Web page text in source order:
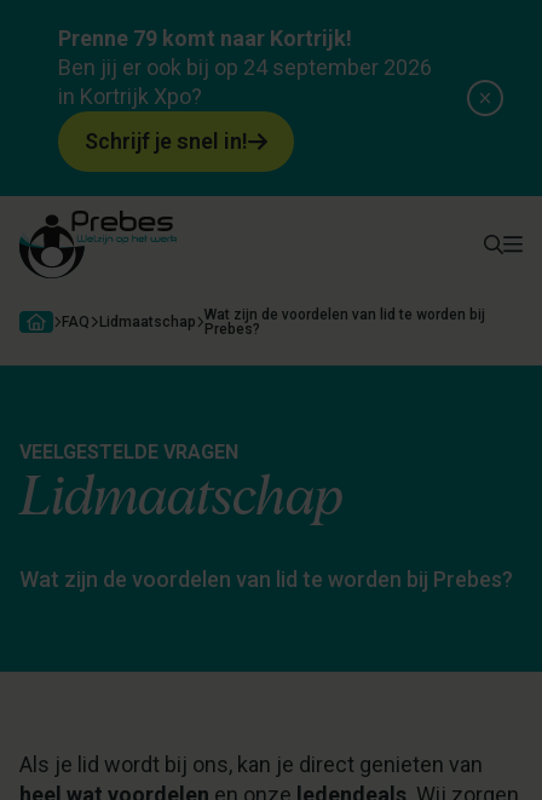
Prenne 79 komt naar Kortrijk!
Ben jij er ook bij op 24 september 2026
in Kortrijk Xpo?
Schrijf je snel in!
FAQ Lidmaatschap Wat zijn de voordelen van lid te worden bij
Prebes?
VEELGESTELDE VRAGEN
Lidmaatschap
Wat zijn de voordelen van lid te worden bij Prebes?
Als je lid wordt bij ons, kan je direct genieten van
heel wat voordelen en onze ledendeals. Wij zorgen